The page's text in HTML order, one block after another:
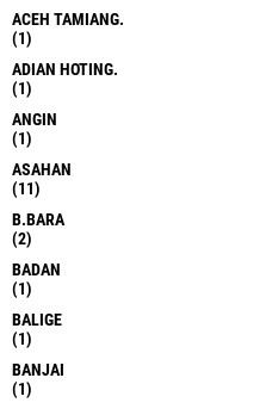
ACEH TAMIANG.
(1)
ADIAN HOTING.
(1)
ANGIN
(1)
ASAHAN
(11)
B.BARA
(2)
BADAN
(1)
BALIGE
(1)
BANJAI
(1)